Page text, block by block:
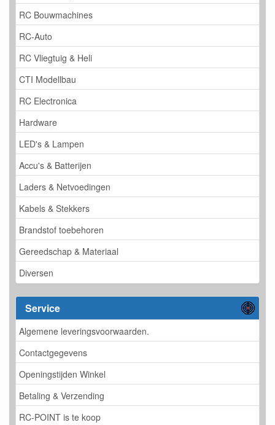
RC Bouwmachines
RC-Auto
RC Vliegtuig & Heli
CTI Modellbau
RC Electronica
Hardware
LED's & Lampen
Accu's & Batterijen
Laders & Netvoedingen
Kabels & Stekkers
Brandstof toebehoren
Gereedschap & Materiaal
Diversen
Service
Algemene leveringsvoorwaarden.
Contactgegevens
Openingstijden Winkel
Betaling & Verzending
RC-POINT is te koop